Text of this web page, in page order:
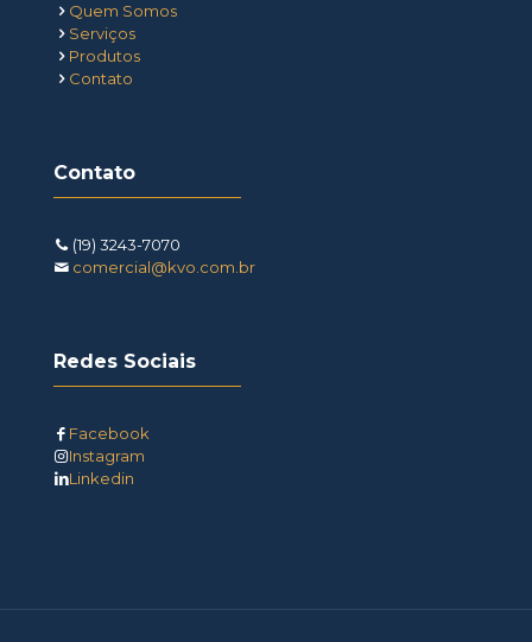
Quem Somos
Serviços
Produtos
Contato
Contato
(19) 3243-7070
comercial@kvo.com.br
Redes Sociais
Facebook
Instagram
Linkedin